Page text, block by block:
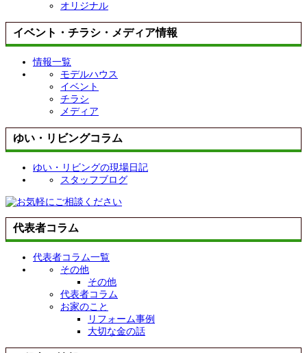
オリジナル
イベント・チラシ・メディア情報
情報一覧
モデルハウス
イベント
チラシ
メディア
ゆい・リビングコラム
ゆい・リビングの現場日記
スタッフブログ
代表者コラム
代表者コラム一覧
その他
その他
代表者コラム
お家のこと
リフォーム事例
大切な金の話